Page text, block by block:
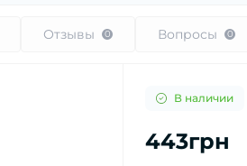
Отзывы 0 Вопросы 0
В наличии
443грн